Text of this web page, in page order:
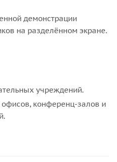
демонстрации
на разделённом экране.
учреждений.
конференц-залов и